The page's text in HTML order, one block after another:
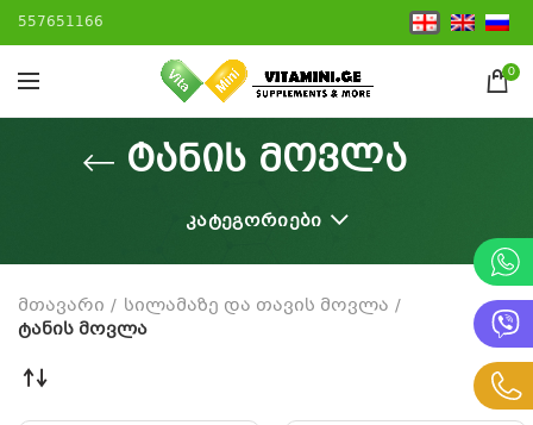
557651166
0
ტანის მოვლა
ᲙᲐᲢᲔᲒᲝᲠᲘᲔᲑᲘ
მთავარი
სილამაზე და თავის მოვლა
ტანის მოვლა